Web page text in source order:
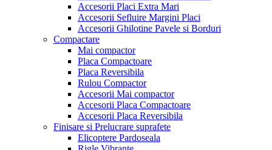
Accesorii Placi Extra Mari
Accesorii Sefluire Margini Placi
Accesorii Ghilotine Pavele si Borduri
Compactare
Mai compactor
Placa Compactoare
Placa Reversibila
Rulou Compactor
Accesorii Mai compactor
Accesorii Placa Compactoare
Accesorii Placa Reversibila
Finisare si Prelucrare suprafete
Elicoptere Pardoseala